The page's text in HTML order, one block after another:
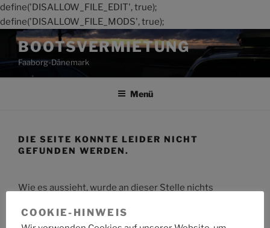
define('DISALLOW_FILE_EDIT', true);
define('DISALLOW_FILE_MODS', true);
Zum
Inhalt
springen
BOOTSVERMIETUNG
Faaborg-Dänemark
Menü
DIE SEITE KONNTE LEIDER NICHT
GEFUNDEN WERDEN.
Wie es aussieht, wurde an dieser Stelle nichts
COOKIE-HINWEIS